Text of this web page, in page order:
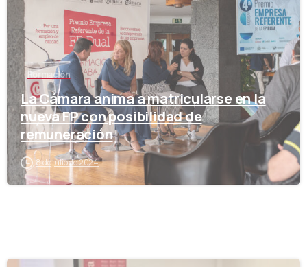
Formación
La Cámara anima a matricularse en la
nueva FP con posibilidad de
remuneración
8 de julio de 2024